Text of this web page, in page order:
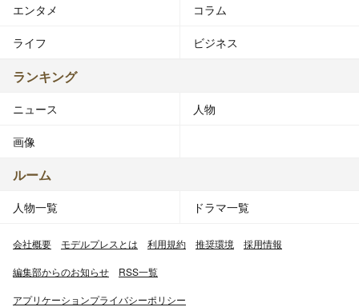
エンタメ コラム
ライフ ビジネス
ランキング
ニュース 人物
画像
ルーム
人物一覧 ドラマ一覧
会社概要 モデルプレスとは 利用規約 推奨環境 採用情報
編集部からのお知らせ RSS一覧
アプリケーションプライバシーポリシー